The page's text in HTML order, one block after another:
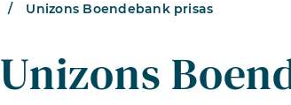
/ Unizons Boendebank prisas
Unizons